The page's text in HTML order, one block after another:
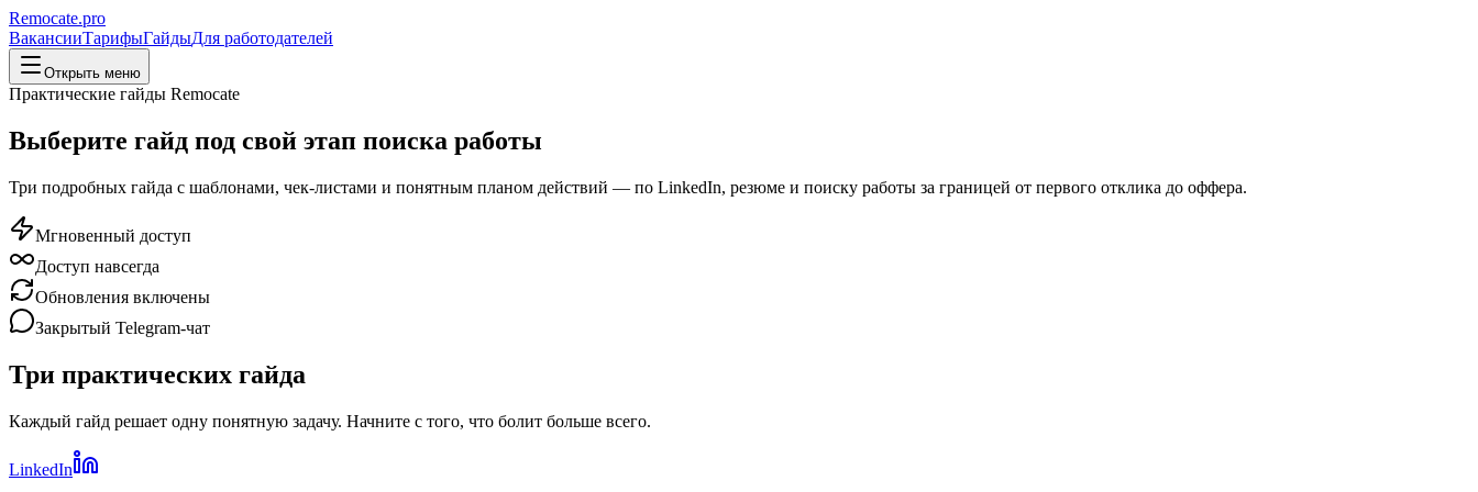
Remocate.pro
ВакансииТарифыГайдыДля работодателей
Открыть меню
Практические гайды Remocate
Выберите гайд под свой этап поиска работы
Три подробных гайда с шаблонами, чек-листами и понятным планом действий — по LinkedIn, резюме и поиску работы за границей от первого отклика до оффера.
Мгновенный доступ
Доступ навсегда
Обновления включены
Закрытый Telegram-чат
Три практических гайда
Каждый гайд решает одну понятную задачу. Начните с того, что болит больше всего.
LinkedIn